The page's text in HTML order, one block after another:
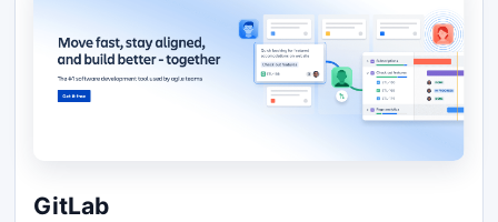
GitLab